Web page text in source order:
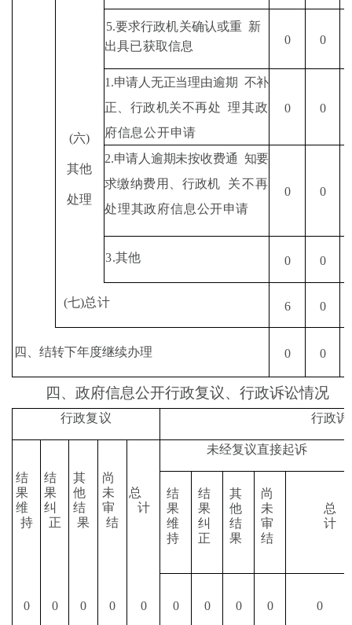
5.要求行政机关确认或重 新
出具已获取信息
0 0
(六)
其他
处理
1.申请人无正当理由逾期 不补
正、行政机关不再处 理其政
府信息公开申请
0 0
2.申请人逾期未按收费通 知要
求缴纳费用、行政机
关不再
处理其政府信息公开申请
0 0
3.其他 0 0
(七)总计 6 0
四、结转下年度继续办理 0 0
四、 政府信息公开行政复议、行政诉讼情况
行政复议 行政诉
结
果
维
持
结
果
纠
正
其
他
结
果
尚
未
审
结
总
计
未经复议直接起诉
结
果
维
持
结
果
纠
正
其
他
结
果
尚
未
审
结
总
计
0 0 0 0 0 0 0 0 0 0